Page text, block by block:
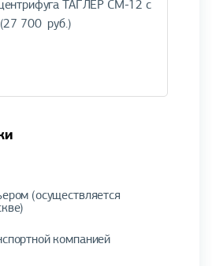
(осуществляется
компанией